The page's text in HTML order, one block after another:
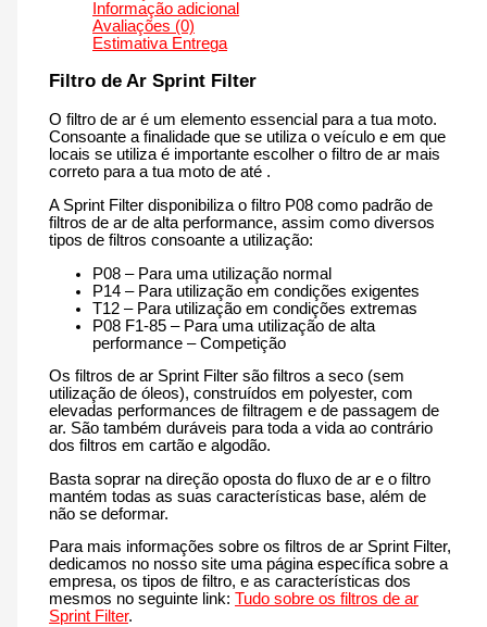
cm3
-
de
2017
até
agora
Informação adicional
Avaliações (0)
Estimativa Entrega
Filtro de Ar Sprint Filter
O filtro de ar é um elemento essencial para a tua moto.
Consoante a finalidade que se utiliza o veículo e em que
locais se utiliza é importante escolher o filtro de ar mais
correto para a tua moto de até .
A Sprint Filter disponibiliza o filtro P08 como padrão de
filtros de ar de alta performance, assim como diversos
tipos de filtros consoante a utilização:
P08 – Para uma utilização normal
P14 – Para utilização em condições exigentes
T12 – Para utilização em condições extremas
P08 F1-85 – Para uma utilização de alta
performance – Competição
Os filtros de ar Sprint Filter são filtros a seco (sem
utilização de óleos), construídos em polyester, com
elevadas performances de filtragem e de passagem de
ar. São também duráveis para toda a vida ao contrário
dos filtros em cartão e algodão.
Basta soprar na direção oposta do fluxo de ar e o filtro
mantém todas as suas características base, além de
não se deformar.
Para mais informações sobre os filtros de ar Sprint Filter,
dedicamos no nosso site uma página específica sobre a
empresa, os tipos de filtro, e as características dos
mesmos no seguinte link:Tudo sobre os filtros de ar
Sprint Filter.